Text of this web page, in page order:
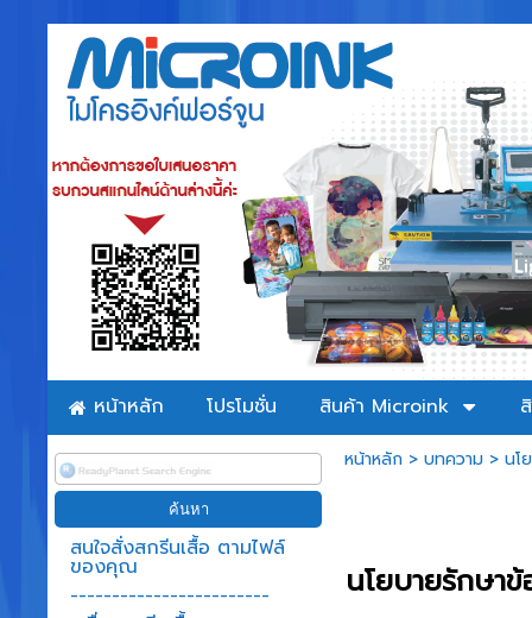
หน้าหลัก โปรโมชั่น สินค้า Microink
สนใจสั่งสกรีนเสื้อ ตามไฟล์
ของคุณ
------------------------
หน้าหลัก> บทความ> นโ
นโยบายรักษา